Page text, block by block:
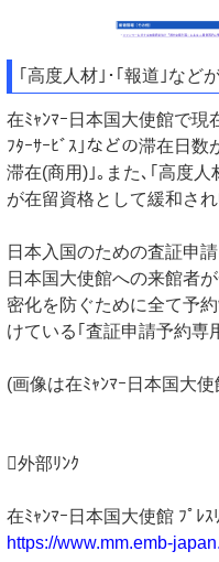
｢高度人材｣･｢報道｣など
在ﾐｬﾝﾏｰ日本国大使館で現
ﾌﾀｰｻｰﾋﾞｽ｣などの滞在日
滞在(商用)｣｡また､｢高度人
が在留資格として緩和さ
日本入国のための査証申
日本国大使館への来館者
密化を防ぐために全て予
けている｢査証申請予約専
(画像は在ﾐｬﾝﾏｰ日本国大使
外部ﾘﾝｸ
在ﾐｬﾝﾏｰ日本国大使館 ﾌﾟﾚｽ
https://www.mm.emb-